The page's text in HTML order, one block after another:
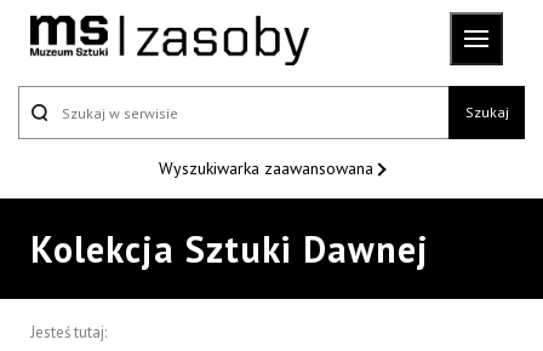
Szukaj
Wyszukiwarka zaawansowana
Kolekcja Sztuki Dawnej
Jesteś tutaj: